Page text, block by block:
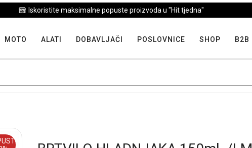
Iskoristite maksimalne popuste proizvoda u "Hit tjedna"
MOTO ALATI DOBAVLJAČI POSLOVNICE SHOP B2B